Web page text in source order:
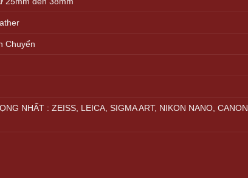
Chuyển
NHẤT : ZEISS, LEICA, SIGMA ART, NIKON NANO, CANON